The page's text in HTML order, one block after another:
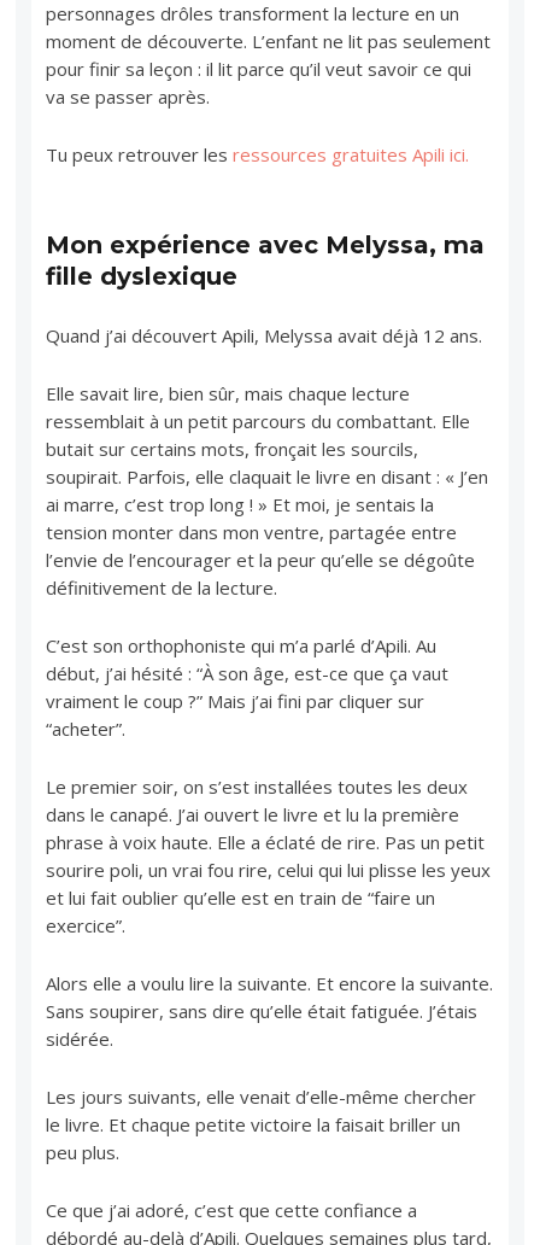
personnages drôles transforment la lecture en un
moment de découverte. L’enfant ne lit pas seulement
pour finir sa leçon : il lit parce qu’il veut savoir ce qui
va se passer après.
Tu peux retrouver lesressources gratuites Apili ici.
Mon expérience avec Melyssa, ma
fille dyslexique
Quand j’ai découvert Apili, Melyssa avait déjà 12 ans.
Elle savait lire, bien sûr, mais chaque lecture
ressemblait à un petit parcours du combattant. Elle
butait sur certains mots, fronçait les sourcils,
soupirait. Parfois, elle claquait le livre en disant : « J’en
ai marre, c’est trop long ! » Et moi, je sentais la
tension monter dans mon ventre, partagée entre
l’envie de l’encourager et la peur qu’elle se dégoûte
définitivement de la lecture.
C’est son orthophoniste qui m’a parlé d’Apili. Au
début, j’ai hésité : “À son âge, est-ce que ça vaut
vraiment le coup ?” Mais j’ai fini par cliquer sur
“acheter”.
Le premier soir, on s’est installées toutes les deux
dans le canapé. J’ai ouvert le livre et lu la première
phrase à voix haute. Elle a éclaté de rire. Pas un petit
sourire poli, un vrai fou rire, celui qui lui plisse les yeux
et lui fait oublier qu’elle est en train de “faire un
exercice”.
Alors elle a voulu lire la suivante. Et encore la suivante.
Sans soupirer, sans dire qu’elle était fatiguée. J’étais
sidérée.
Les jours suivants, elle venait d’elle-même chercher
le livre. Et chaque petite victoire la faisait briller un
peu plus.
Ce que j’ai adoré, c’est que cette confiance a
débordé au-delà d’Apili. Quelques semaines plus tard,